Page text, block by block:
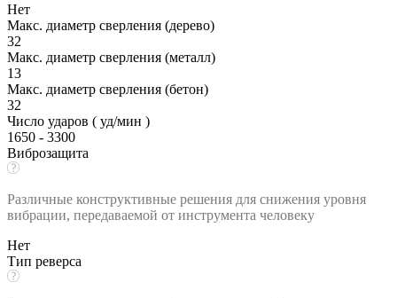
Нет
Макс. диаметр сверления (дерево)
32
Макс. диаметр сверления (металл)
13
Макс. диаметр сверления (бетон)
32
Число ударов ( уд/мин )
1650 - 3300
Виброзащита
Различные конструктивные решения для снижения уровня
вибрации, передаваемой от инструмента человеку
Нет
Тип реверса